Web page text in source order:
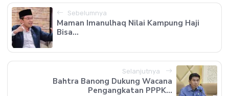
Sebelumnya
Maman Imanulhaq Nilai Kampung Haji
Bisa...
Selanjutnya
Bahtra Banong Dukung Wacana
Pengangkatan PPPK...